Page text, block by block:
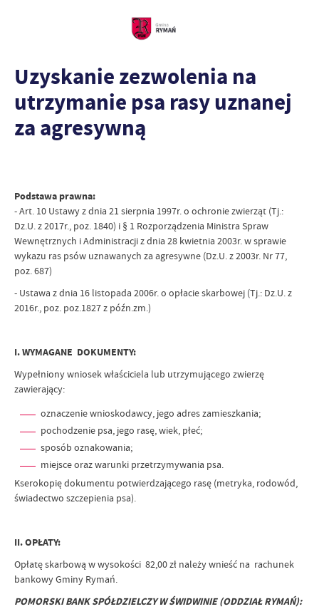
Uzyskanie zezwolenia na
utrzymanie psa rasy uznanej
za agresywną
Podstawa prawna:
- Art. 10 Ustawy z dnia 21 sierpnia 1997r. o ochronie zwierząt (Tj.:
Dz.U. z 2017r., poz. 1840) i § 1 Rozporządzenia Ministra Spraw
Wewnętrznych i Administracji z dnia 28 kwietnia 2003r. w sprawie
wykazu ras psów uznawanych za agresywne (Dz.U. z 2003r. Nr 77,
poz. 687)
- Ustawa z dnia 16 listopada 2006r. o opłacie skarbowej (Tj.: Dz.U. z
2016r., poz. poz.1827 z późn.zm.)
I. WYMAGANE DOKUMENTY:
Wypełniony wniosek właściciela lub utrzymującego zwierzę
zawierający:
oznaczenie wnioskodawcy, jego adres zamieszkania;
pochodzenie psa, jego rasę, wiek, płeć;
sposób oznakowania;
miejsce oraz warunki przetrzymywania psa.
Kserokopię dokumentu potwierdzającego rasę (metryka, rodowód,
świadectwo szczepienia psa).
II. OPŁATY:
Opłatę skarbową w wysokości 82,00 zł należy wnieść na rachunek
bankowy Gminy Rymań.
POMORSKI BANK SPÓŁDZIELCZY W ŚWIDWINIE (ODDZIAŁ RYMAŃ):